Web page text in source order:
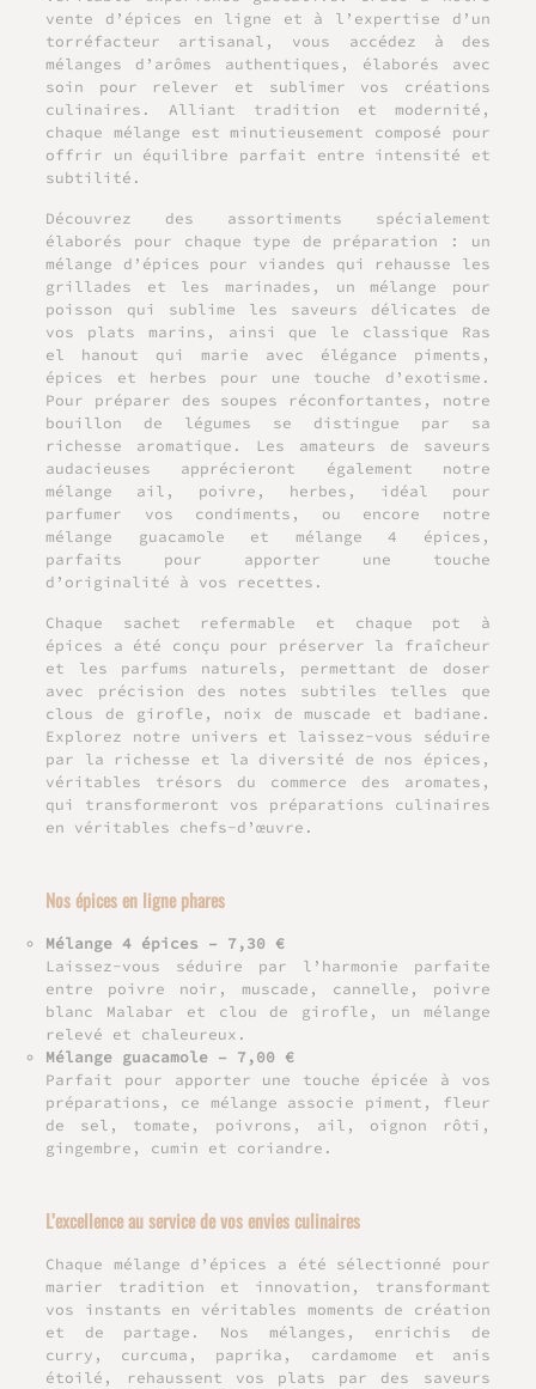
vente d’épices en ligne et à l’expertise d’un
torréfacteur artisanal , vous accédez à des
mélanges d’arômes authentiques, élaborés avec
soin pour relever et sublimer vos créations
culinaires. Alliant tradition et modernité,
chaque mélange est minutieusement composé pour
offrir un équilibre parfait entre intensité et
subtilité.
Découvrez des assortiments spécialement
élaborés pour chaque type de préparation : un
mélange d’épices pour viandes qui rehausse les
grillades et les marinades, un mélange pour
poisson qui sublime les saveurs délicates de
vos plats marins, ainsi que le classique Ras
el hanout qui marie avec élégance piments,
épices et herbes pour une touche d’exotisme.
Pour préparer des soupes réconfortantes, notre
bouillon de légumes se distingue par sa
richesse aromatique. Les amateurs de saveurs
audacieuses apprécieront également notre
mélange ail, poivre, herbes, idéal pour
parfumer vos condiments, ou encore notre
mélange guacamole et mélange 4 épices,
parfaits pour apporter une touche
d’originalité à vos recettes.
Chaque sachet refermable et chaque pot à
épices a été conçu pour préserver la fraîcheur
et les parfums naturels, permettant de doser
avec précision des notes subtiles telles que
clous de girofle, noix de muscade et badiane.
Explorez notre univers et laissez-vous séduire
par la richesse et la diversité de nos épices,
véritables trésors du commerce des aromates,
qui transformeront vos préparations culinaires
en véritables chefs-d’œuvre.
Nos épices en ligne phares
Mélange 4 épices – 7,30 €
Laissez-vous séduire par l’harmonie parfaite
entre poivre noir, muscade, cannelle, poivre
blanc Malabar et clou de girofle, un mélange
relevé et chaleureux.
Mélange guacamole – 7,00 €
Parfait pour apporter une touche épicée à vos
préparations, ce mélange associe piment, fleur
de sel, tomate, poivrons, ail, oignon rôti,
gingembre, cumin et coriandre.
L’excellence au service de vos envies culinaires
Chaque mélange d’épices a été sélectionné pour
marier tradition et innovation, transformant
vos instants en véritables moments de création
et de partage. Nos mélanges, enrichis de
curry, curcuma, paprika, cardamome et anis
étoilé, rehaussent vos plats par des saveurs